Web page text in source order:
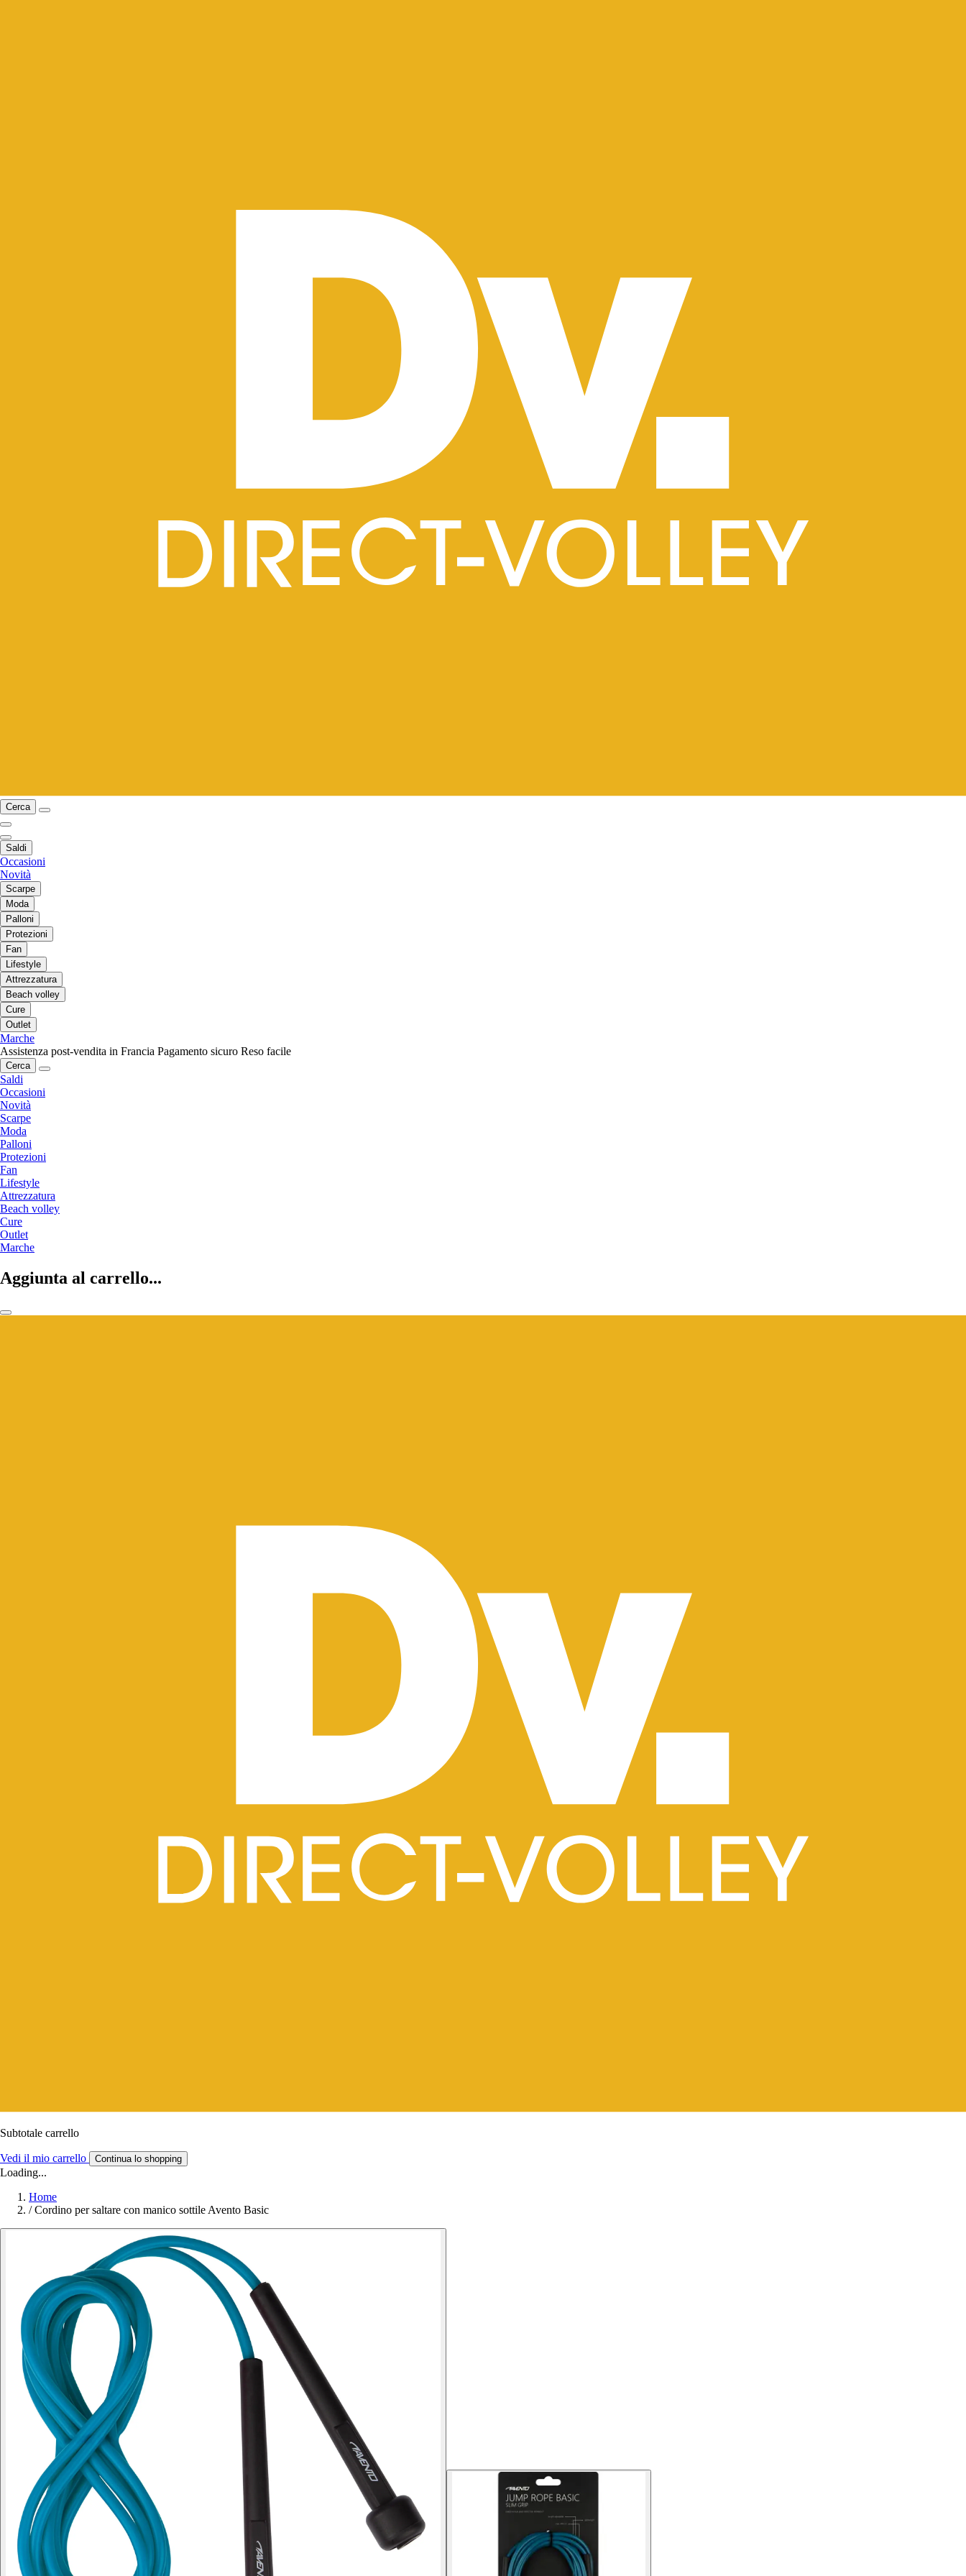
Cerca
Saldi
Occasioni
Novità
Scarpe
Moda
Palloni
Protezioni
Fan
Lifestyle
Attrezzatura
Beach volley
Cure
Outlet
Marche
Assistenza post-vendita in Francia Pagamento sicuro Reso facile
Cerca
Saldi
Occasioni
Novità
Scarpe
Moda
Palloni
Protezioni
Fan
Lifestyle
Attrezzatura
Beach volley
Cure
Outlet
Marche
Aggiunta al carrello...
Subtotale carrello
Vedi il mio carrello Continua lo shopping
Loading...
Home
/ Cordino per saltare con manico sottile Avento Basic